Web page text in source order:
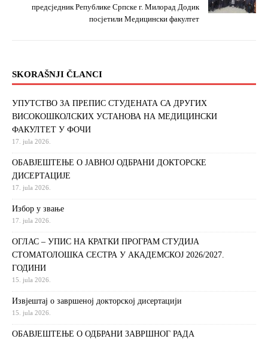
предсједник Републике Српске г. Милорад Додик
посјетили Медицински факултет
SKORAŠNJI ČLANCI
УПУТСТВО ЗА ПРЕПИС СТУДЕНАТА СА ДРУГИХ
ВИСОКОШКОЛСКИХ УСТАНОВА НА МЕДИЦИНСКИ
ФАКУЛТЕТ У ФОЧИ
17. jula 2026.
ОБАВЈЕШТЕЊЕ О ЈАВНОЈ ОДБРАНИ ДОКТОРСКЕ
ДИСЕРТАЦИЈЕ
17. jula 2026.
Избор у звање
17. jula 2026.
ОГЛАС – УПИС НА КРАТКИ ПРОГРАМ СТУДИЈА
СТОМАТОЛОШКА СЕСТРА У АКАДЕМСКОЈ 2026/2027.
ГОДИНИ
15. jula 2026.
Извjeштaj o зaвршeнoj дoктoрскoj дисeртaциjи
15. jula 2026.
ОБАВЈЕШТЕЊЕ О ОДБРАНИ ЗАВРШНОГ РАДА